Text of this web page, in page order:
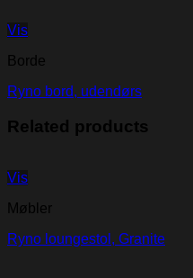
Vis
Borde
Ryno bord, udendørs
Related products
Vis
Møbler
Ryno loungestol, Granite